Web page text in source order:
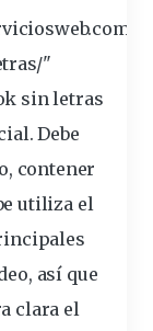
"
sin letras
Debe
contener
utiliza el
así que
clara el